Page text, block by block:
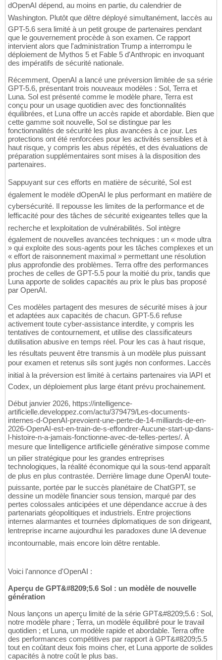
dOpenAI dépend, au moins en partie, du calendrier de
Washington. Plutôt que dêtre déployé simultanément, laccès au
GPT-5.6 sera limité à un petit groupe de partenaires pendant
que le gouvernement procède à son examen. Ce rapport
intervient alors que l'administration Trump a interrompu le
déploiement de Mythos 5 et Fable 5 d'Anthropic en invoquant
des impératifs de sécurité nationale.
Récemment, OpenAI a lancé une préversion limitée de sa série
GPT-5.6, présentant trois nouveaux modèles : Sol, Terra et
Luna. Sol est présenté comme le modèle phare, Terra est
conçu pour un usage quotidien avec des fonctionnalités
équilibrées, et Luna offre un accès rapide et abordable. Bien que
cette gamme soit nouvelle, Sol se distingue par les
fonctionnalités de sécurité les plus avancées à ce jour. Les
protections ont été renforcées pour les activités sensibles et à
haut risque, y compris les abus répétés, et des évaluations de
préparation supplémentaires sont mises à la disposition des
partenaires.
Sappuyant sur ces efforts en matière de sécurité, Sol est
également le modèle dOpenAI le plus performant en matière de
cybersécurité. Il repousse les limites de la performance et de
lefficacité pour des tâches de sécurité exigeantes telles que la
recherche et lexploitation de vulnérabilités. Sol intègre
également de nouvelles avancées techniques : un « mode ultra
» qui exploite des sous-agents pour les tâches complexes et un
« effort de raisonnement maximal » permettant une résolution
plus approfondie des problèmes. Terra offre des performances
proches de celles de GPT-5.5 pour la moitié du prix, tandis que
Luna apporte de solides capacités au prix le plus bas proposé
par OpenAI.
Ces modèles partagent des mesures de sécurité mises à jour
et adaptées aux capacités de chacun. GPT-5.6 refuse
activement toute cyber-assistance interdite, y compris les
tentatives de contournement, et utilise des classificateurs
dutilisation abusive en temps réel. Pour les cas à haut risque,
les résultats peuvent être transmis à un modèle plus puissant
pour examen et retenus sils sont jugés non conformes. Laccès
initial à la préversion est limité à certains partenaires via lAPI et
Codex, un déploiement plus large étant prévu prochainement.
Début janvier 2026, https://intelligence-
artificielle.developpez.com/actu/379479/Les-documents-
internes-d-OpenAI-prevoient-une-perte-de-14-milliards-de-en-
2026-OpenAI-est-en-train-de-s-effondrer-Aucune-start-up-dans-
l-histoire-n-a-jamais-fonctionne-avec-de-telles-pertes/. À
mesure que lintelligence artificielle générative simpose comme
un pilier stratégique pour les grandes entreprises
technologiques, la réalité économique qui la sous-tend apparaît
de plus en plus contrastée. Derrière limage dune OpenAI toute-
puissante, portée par le succès planétaire de ChatGPT, se
dessine un modèle financier sous tension, marqué par des
pertes colossales anticipées et une dépendance accrue à des
partenariats géopolitiques et industriels. Entre projections
internes alarmantes et tournées diplomatiques de son dirigeant,
lentreprise incarne aujourdhui les paradoxes dune IA devenue
incontournable, mais encore loin dêtre rentable.
Voici l'annonce d'OpenAI :
Aperçu de GPT&#8209;5.6 Sol : un modèle de nouvelle
génération
Nous lançons un aperçu limité de la série GPT&#8209;5.6 : Sol,
notre modèle phare ; Terra, un modèle équilibré pour le travail
quotidien ; et Luna, un modèle rapide et abordable. Terra offre
des performances compétitives par rapport à GPT&#8209;5.5
tout en coûtant deux fois moins cher, et Luna apporte de solides
capacités à notre coût le plus bas.